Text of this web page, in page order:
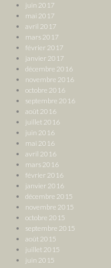
juin 2017
mai 2017
avril 2017
mars 2017
février 2017
janvier 2017
décembre 2016
novembre 2016
octobre 2016
septembre 2016
août 2016
juillet 2016
juin 2016
mai 2016
avril 2016
mars 2016
février 2016
janvier 2016
décembre 2015
novembre 2015
octobre 2015
septembre 2015
août 2015
juillet 2015
juin 2015